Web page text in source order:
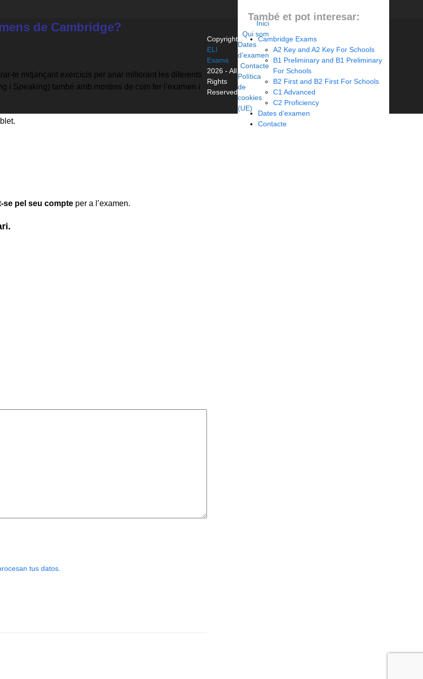
de Cambridge?
te mitjançant exercicis per anar millorant les diferents
i Speaking) també amb mostres de com fer l’examen i
se pel seu compte per a l’examen.
tus datos.
També et pot interesar:
Cambridge Exams
A2 Key and A2 Key For Schools
B1 Preliminary and B1 Preliminary
For Schools
B2 First and B2 First For Schools
C1 Advanced
C2 Proficiency
Dates d’examen
Contacte
Copyright
ELI
Exams
2026 - All
Rights
Reserved
Inici
Qui som
Dates
d’examen
Contacte
Política
de
cookies
(UE)